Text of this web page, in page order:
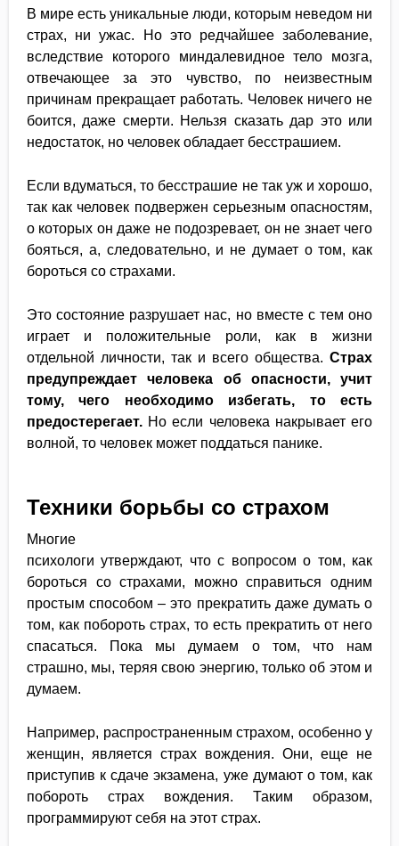
В мире есть уникальные люди, которым неведом ни
страх, ни ужас. Но это редчайшее заболевание,
вследствие которого миндалевидное тело мозга,
отвечающее за это чувство, по неизвестным
причинам прекращает работать. Человек ничего не
боится, даже смерти. Нельзя сказать дар это или
недостаток, но человек обладает бесстрашием.
Если вдуматься, то бесстрашие не так уж и хорошо,
так как человек подвержен серьезным опасностям,
о которых он даже не подозревает, он не знает чего
бояться, а, следовательно, и не думает о том, как
бороться со страхами.
Это состояние разрушает нас, но вместе с тем оно
играет и положительные роли, как в жизни
отдельной личности, так и всего общества. Страх
предупреждает человека об опасности, учит
тому, чего необходимо избегать, то есть
предостерегает. Но если человека накрывает его
волной, то человек может поддаться панике.
Техники борьбы со страхом
Многие
психологи утверждают, что с вопросом о том, как
бороться со страхами, можно справиться одним
простым способом – это прекратить даже думать о
том, как побороть страх, то есть прекратить от него
спасаться. Пока мы думаем о том, что нам
страшно, мы, теряя свою энергию, только об этом и
думаем.
Например, распространенным страхом, особенно у
женщин, является страх вождения. Они, еще не
приступив к сдаче экзамена, уже думают о том, как
побороть страх вождения. Таким образом,
программируют себя на этот страх.